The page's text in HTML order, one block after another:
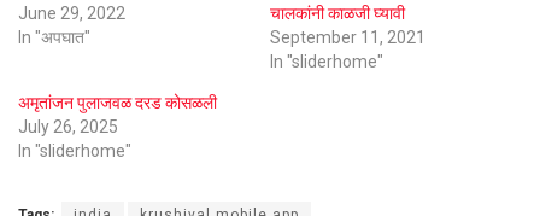
June 29, 2022
In "अपघात"
चालकांनी काळजी घ्यावी
September 11, 2021
In "sliderhome"
अमृतांजन पुलाजवळ दरड कोसळली
July 26, 2025
In "sliderhome"